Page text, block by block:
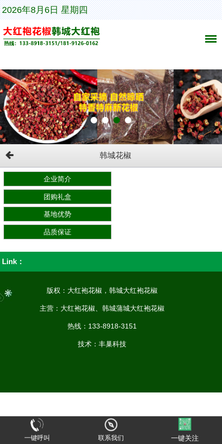
2026年8月6日 星期四
韩城花椒
企业简介
团购礼盒
基地优势
品质保证
Link：
版权：大红袍花椒，韩城大红袍花椒
主营：大红袍花椒、韩城蒲城大红袍花椒
热线：133-8918-3151
技术：丰巢科技
一键呼叫 联系我们 一键关注